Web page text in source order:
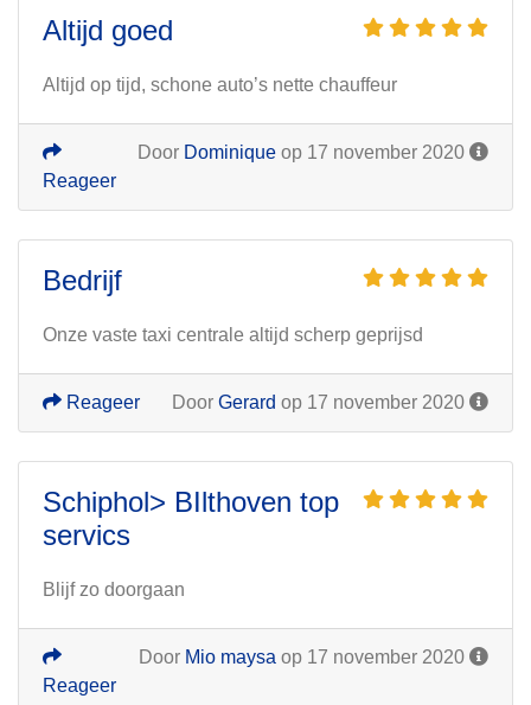
Altijd goed
Altijd op tijd, schone auto’s nette chauffeur
Door Dominique op 17 november 2020
Reageer
Bedrijf
Onze vaste taxi centrale altijd scherp geprijsd
Door Gerard op 17 november 2020
Reageer
Schiphol> BIlthoven top
servics
Blijf zo doorgaan
Door Mio maysa op 17 november 2020
Reageer